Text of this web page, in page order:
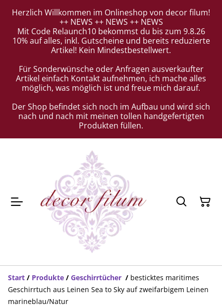
Herzlich Willkommen im Onlineshop von decor filum!
++ NEWS ++ NEWS ++ NEWS
Mit Code Relaunch10 bekommst du bis zum 9.8.26
10% auf alles, inkl. Gutscheine und bereits reduzierte
Artikel! Kein Mindestbestellwert.
Für Sonderwünsche oder Anfragen ausverkaufter
Artikel einfach Kontakt aufnehmen, ich mache alles
möglich, was möglich ist und freue mich darauf.
Der Shop befindet sich noch im Aufbau und wird sich
nach und nach mit meinen tollen handgefertigten
Produkten füllen.
Start / Produkte / Geschirrtücher / besticktes maritimes
Geschirrtuch aus Leinen Sea to Sky auf zweifarbigem Leinen
marineblau/Natur